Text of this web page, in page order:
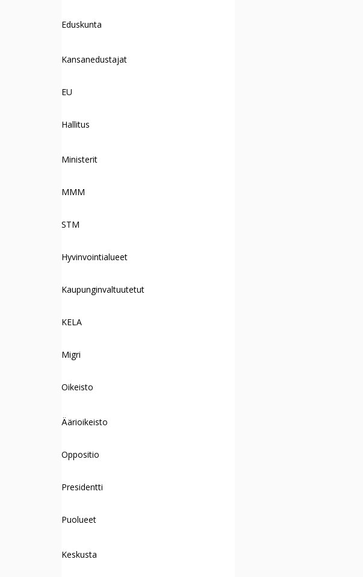
Eduskunta
Kansanedustajat
EU
Hallitus
Ministerit
MMM
STM
Hyvinvointialueet
Kaupunginvaltuutetut
KELA
Migri
Oikeisto
Äärioikeisto
Oppositio
Presidentti
Puolueet
Keskusta